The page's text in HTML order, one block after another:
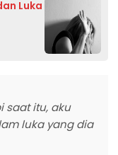
Luka
saat itu, aku
luka yang dia